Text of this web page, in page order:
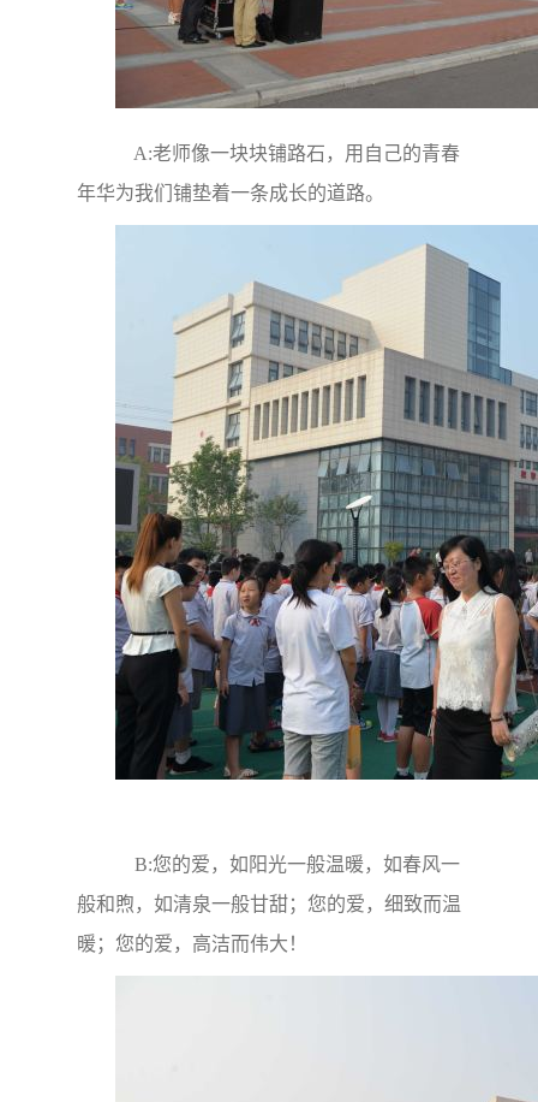
A:老师像一块块铺路石，用自己的青春
年华为我们铺垫着一条成长的道路。
B:您的爱，如阳光一般温暖，如春风一
般和煦，如清泉一般甘甜；您的爱，细致而温
暖；您的爱，高洁而伟大！